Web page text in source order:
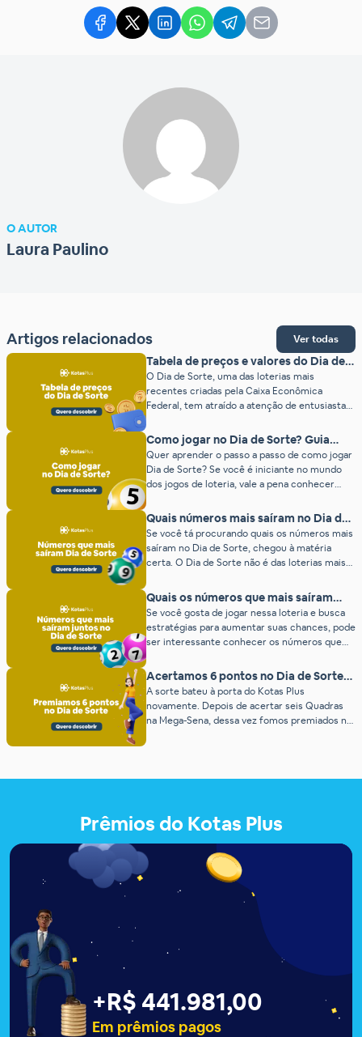
O AUTOR
Laura Paulino
Artigos relacionados Ver todas
Tabela de preços e valores do Dia de
Sorte (2026)
O Dia de Sorte, uma das loterias mais
recentes criadas pela Caixa Econômica
Federal, tem atraído a atenção de entusiastas
do jogo não apenas pela promessa de prêmios
milionários, mas também pela facilidade de
ganhar e pelo preço do Dia de Sorte, sendo
um dos mais baixos entre as modalidades. Se
você está começando agora […]
Como jogar no Dia de Sorte? Guia
completo atualizado
Quer aprender o passo a passo de como jogar
Dia de Sorte? Se você é iniciante no mundo
dos jogos de loteria, vale a pena conhecer
essa modalidade de aposta e garantir a sua
chance de ganhar ótimos prêmios! Por isso,
para mais informações sobre o Dia de Sorte,
como funciona, dias de sorteio, entre […]
Quais números mais saíram no Dia de
Sorte? (2026)
Se você tá procurando quais os números mais
saíram no Dia de Sorte, chegou à matéria
certa. O Dia de Sorte não é das loterias mais
2018. Mas, apesar disso, já é possível saber
pelos sorteios quais são os os números que
mais saíram no Dia de Sorte. […]
Quais os números que mais saíram
juntos no Dia de Sorte?
Se você gosta de jogar nessa loteria e busca
estratégias para aumentar suas chances, pode
ser interessante conhecer os números que
mais saíram juntos no Dia de Sorte. O Dia de
Sorte tem uma mecânica única entre as
loterias brasileiras. O jogador escolhe entre 7
e 15 números, além de um Mês da Sorte, que
Acertamos 6 pontos no Dia de Sorte
no Kotas Plus!
A sorte bateu à porta do Kotas Plus
novamente. Depois de acertar seis Quadras
na Mega-Sena, dessa vez fomos premiados no
apenas R$5 aos usuários levou o prêmio de 6
Prêmios do Kotas Plus
+R$ 441.983,00
Em prêmios pagos